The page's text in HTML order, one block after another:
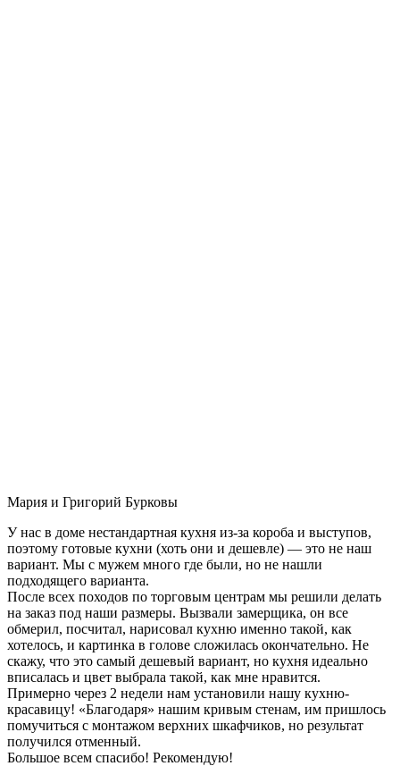
Мария и Григорий Бурковы
У нас в доме нестандартная кухня из-за короба и выступов,
поэтому готовые кухни (хоть они и дешевле) — это не наш
вариант. Мы с мужем много где были, но не нашли
подходящего варианта.
После всех походов по торговым центрам мы решили делать
на заказ под наши размеры. Вызвали замерщика, он все
обмерил, посчитал, нарисовал кухню именно такой, как
хотелось, и картинка в голове сложилась окончательно. Не
скажу, что это самый дешевый вариант, но кухня идеально
вписалась и цвет выбрала такой, как мне нравится.
Примерно через 2 недели нам установили нашу кухню-
красавицу! «Благодаря» нашим кривым стенам, им пришлось
помучиться с монтажом верхних шкафчиков, но результат
получился отменный.
Большое всем спасибо! Рекомендую!